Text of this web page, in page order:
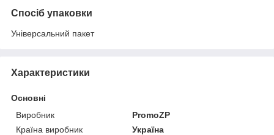
Спосіб упаковки
Універсальний пакет
Характеристики
Основні
Виробник
PromoZP
Країна виробник
Україна